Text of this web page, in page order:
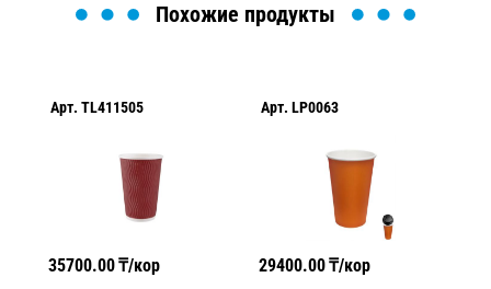
Похожие продукты
Арт. TL411505
35700.00₸/кор
Арт. LP0063
29400.00₸/кор